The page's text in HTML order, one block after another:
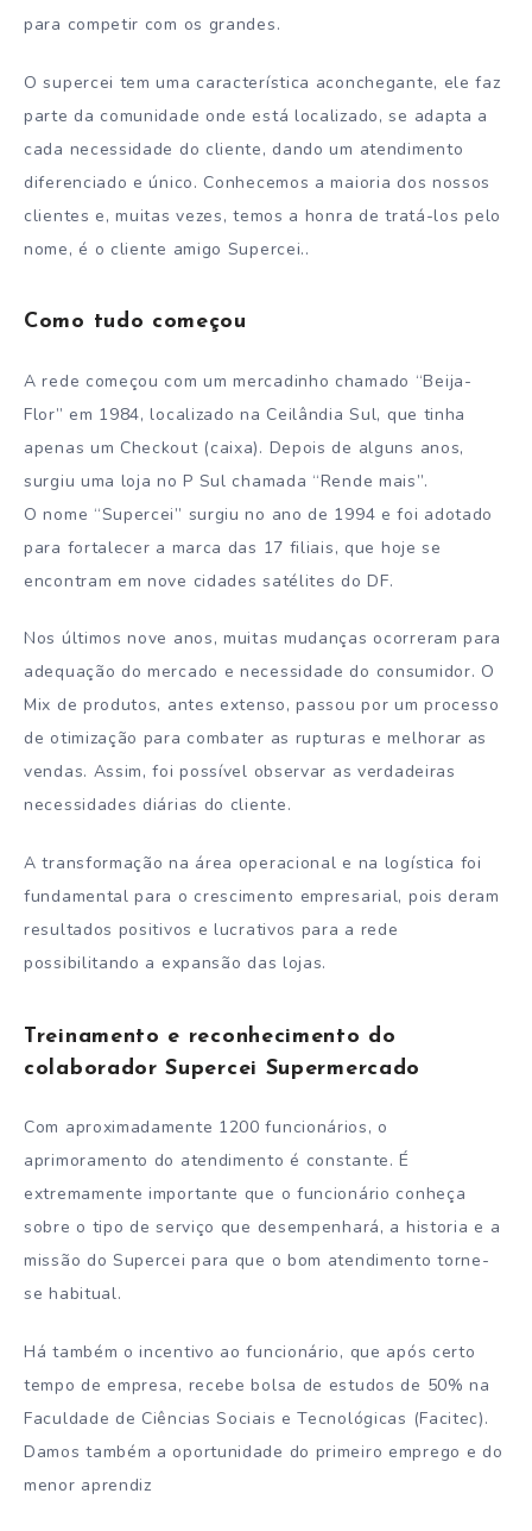
para competir com os grandes.
O supercei tem uma característica aconchegante, ele faz
parte da comunidade onde está localizado, se adapta a
cada necessidade do cliente, dando um atendimento
diferenciado e único. Conhecemos a maioria dos nossos
clientes e, muitas vezes, temos a honra de tratá-los pelo
nome, é o cliente amigo Supercei..
Como tudo começou
A rede começou com um mercadinho chamado “Beija-
Flor” em 1984, localizado na Ceilândia Sul, que tinha
apenas um Checkout (caixa). Depois de alguns anos,
surgiu uma loja no P Sul chamada “Rende mais”.
O nome “Supercei” surgiu no ano de 1994 e foi adotado
para fortalecer a marca das 17 filiais, que hoje se
encontram em nove cidades satélites do DF.
Nos últimos nove anos, muitas mudanças ocorreram para
adequação do mercado e necessidade do consumidor. O
Mix de produtos, antes extenso, passou por um processo
de otimização para combater as rupturas e melhorar as
vendas. Assim, foi possível observar as verdadeiras
necessidades diárias do cliente.
A transformação na área operacional e na logística foi
fundamental para o crescimento empresarial, pois deram
resultados positivos e lucrativos para a rede
possibilitando a expansão das lojas.
Treinamento e reconhecimento do
colaborador Supercei Supermercado
Com aproximadamente 1200 funcionários, o
aprimoramento do atendimento é constante. É
extremamente importante que o funcionário conheça
sobre o tipo de serviço que desempenhará, a historia e a
missão do Supercei para que o bom atendimento torne-
se habitual.
Há também o incentivo ao funcionário, que após certo
tempo de empresa, recebe bolsa de estudos de 50% na
Faculdade de Ciências Sociais e Tecnológicas (Facitec).
Damos também a oportunidade do primeiro emprego e do
menor aprendiz